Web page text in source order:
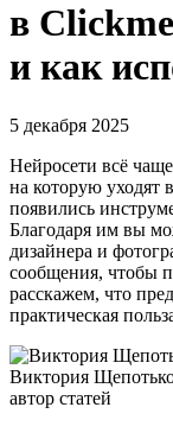
в
и как
5 декабря 2025
Нейросети всё
на которую уходят
появились
Благодаря им вы
дизайнера и
сообщения, чтобы
расскажем, что
практическая
Виктория
автор статей